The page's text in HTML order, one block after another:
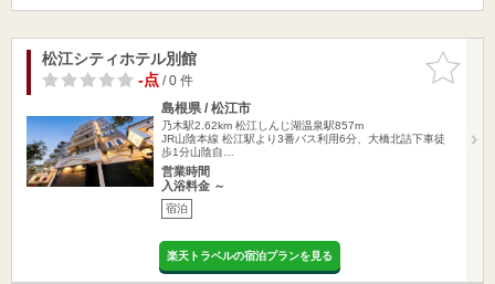
お気に入
りに追加
松江シティホテル別館
-点/ 0 件
島根県 / 松江市
乃木駅2.62km 松江しんじ湖温泉駅857m
JR山陰本線 松江駅より3番バス利用6分、大橋北詰下車徒
歩1分山陰自…
営業時間
入浴料金 ～
宿泊
楽天トラベルの宿泊プランを見る